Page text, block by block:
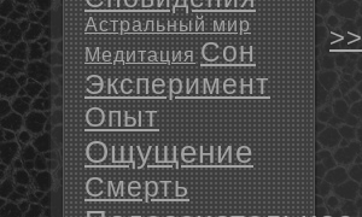
Астральный мир
Медитация Сон
Эксперимент
Опыт
Ощущение
Смерть
>>